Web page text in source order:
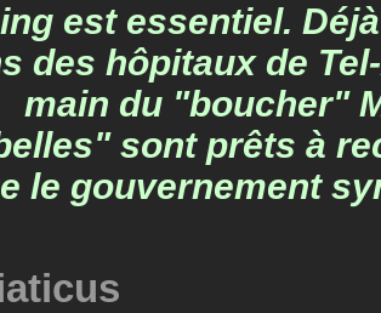
est essentiel.
des hôpitaux de
main du "boucher"
sont prêts à
le gouvernement